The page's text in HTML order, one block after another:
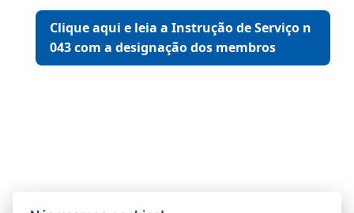
Clique aqui e leia a Instrução de Serviço n
043 com a designação dos membros